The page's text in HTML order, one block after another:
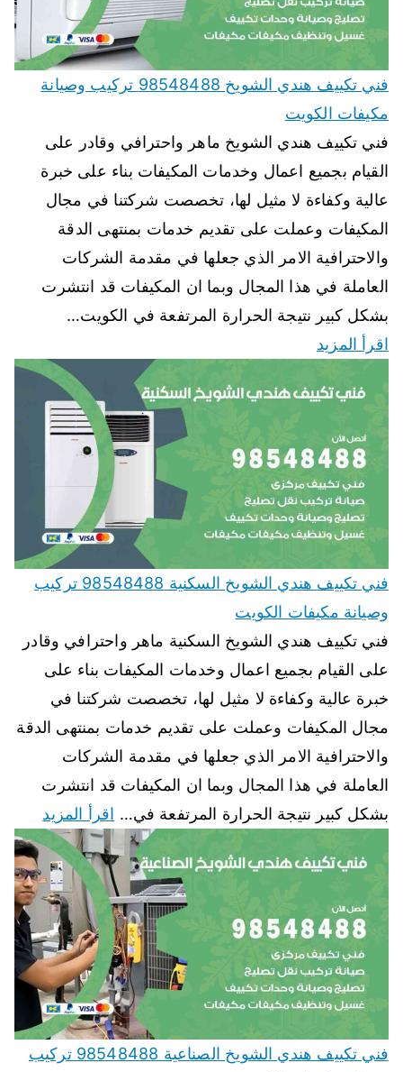
فني تكييف هندي الشويخ 98548488 تركيب وصيانة
مكيفات الكويت
فني تكييف هندي الشويخ ماهر واحترافي وقادر على
القيام بجميع اعمال وخدمات المكيفات بناء على خبرة
عالية وكفاءة لا مثيل لها، تخصصت شركتنا في مجال
المكيفات وعملت على تقديم خدمات بمنتهى الدقة
والاحترافية الامر الذي جعلها في مقدمة الشركات
العاملة في هذا المجال وبما ان المكيفات قد انتشرت
بشكل كبير نتيجة الحرارة المرتفعة في الكويت…
اقرأ المزيد
فني تكييف هندي الشويخ السكنية 98548488 تركيب
وصيانة مكيفات الكويت
فني تكييف هندي الشويخ السكنية ماهر واحترافي وقادر
على القيام بجميع اعمال وخدمات المكيفات بناء على
خبرة عالية وكفاءة لا مثيل لها، تخصصت شركتنا في
مجال المكيفات وعملت على تقديم خدمات بمنتهى الدقة
والاحترافية الامر الذي جعلها في مقدمة الشركات
العاملة في هذا المجال وبما ان المكيفات قد انتشرت
بشكل كبير نتيجة الحرارة المرتفعة في… اقرأ المزيد
فني تكييف هندي الشويخ الصناعية 98548488 تركيب